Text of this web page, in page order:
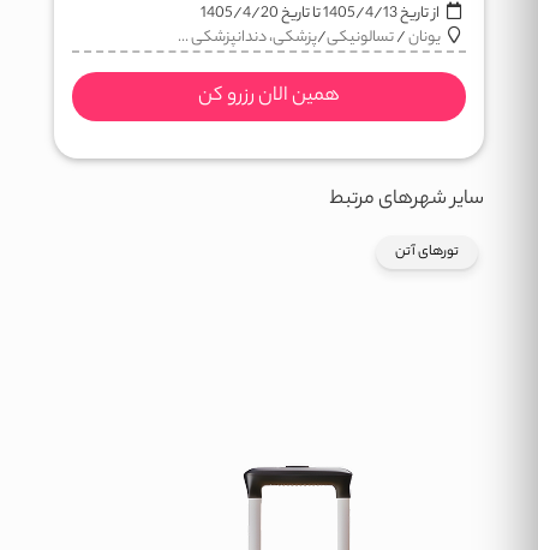
از تاریخ1405/4/13تا تاریخ1405/4/20
یونان/تسالونیکی/پزشکی، دندانپزشکی ...
همین الان رزرو کن
سایر شهرهای مرتبط
تورهای آتن